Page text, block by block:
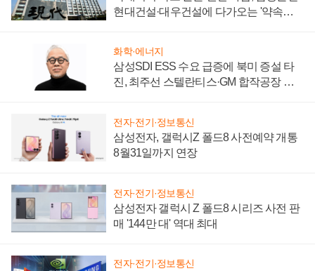
현대건설·대우건설에 다가오는 '약속의
화학·에너지
삼성SDI ESS 수요 급증에 북미 증설 타
진, 최주선 스텔란티스·GM 합작공장 건
전자·전기·정보통신
삼성전자, 갤럭시Z 폴드8 사전예약 개통
8월31일까지 연장
전자·전기·정보통신
삼성전자 갤럭시 Z 폴드8 시리즈 사전 판
매 '144만 대' 역대 최대
전자·전기·정보통신